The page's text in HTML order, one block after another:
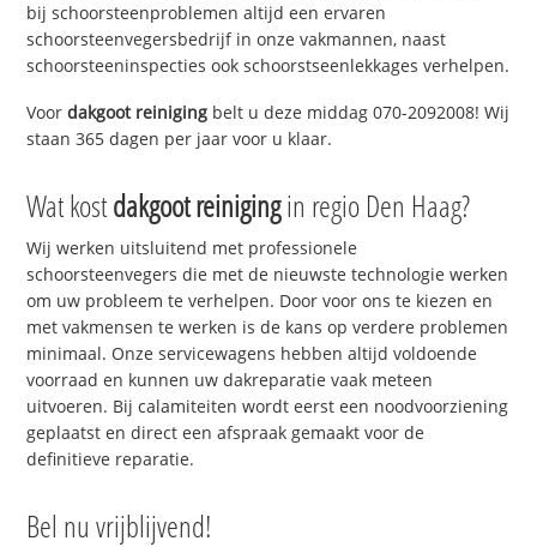
bij schoorsteenproblemen altijd een ervaren
schoorsteenvegersbedrijf in onze vakmannen, naast
schoorsteeninspecties ook schoorstseenlekkages verhelpen.
Voordakgoot reiniging belt u deze middag 070-2092008! Wij
staan 365 dagen per jaar voor u klaar.
Wat kostdakgoot reinigingin regio Den Haag?
Wij werken uitsluitend met professionele
schoorsteenvegers die met de nieuwste technologie werken
om uw probleem te verhelpen. Door voor ons te kiezen en
met vakmensen te werken is de kans op verdere problemen
minimaal. Onze servicewagens hebben altijd voldoende
voorraad en kunnen uw dakreparatie vaak meteen
uitvoeren. Bij calamiteiten wordt eerst een noodvoorziening
geplaatst en direct een afspraak gemaakt voor de
definitieve reparatie.
Bel nu vrijblijvend!